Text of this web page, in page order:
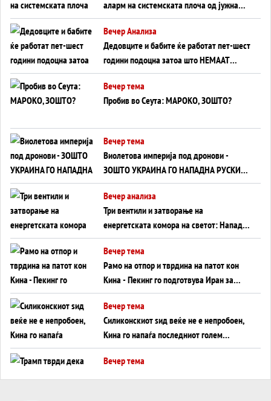
аларм на системската плоча од јужна
Германија до Црното Море...
Вечер Анализа
Дедовците и бабите ќе работат пет-шест
години подоцна затоа што НЕМААТ
ВНУЦИ ДА ГИ ЗАМЕНАТ
Вечер тема
Пробив во Сеута: МАРОКО, ЗОШТО?
Вечер тема
Виолетова империја под дронови -
ЗОШТО УКРАИНА ГО НАПАДНА РУСКИОТ
WILDBERRIES
Вечер анализа
Три вентили и затворање на
енергетската комора на светот: Нападот
во Суец најавува глобален енергетски
инфаркт?
Вечер тема
Рамо на отпор и тврдина на патот кон
Кина - Пекинг го подготвува Иран за
американска копнена инвазија
Вечер тема
Силиконскиот ѕид веќе не е непробоен,
Кина го напаѓа последниот голем
монопол на Западот?
Вечер тема